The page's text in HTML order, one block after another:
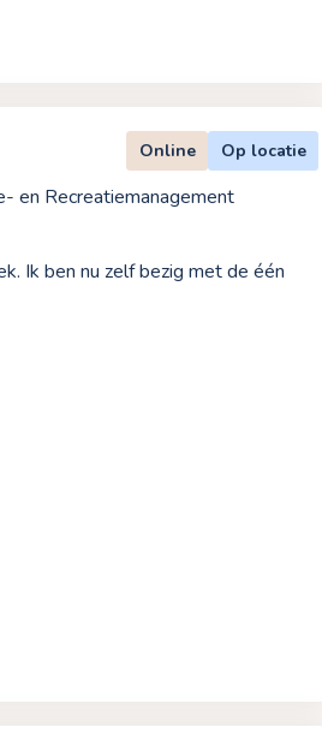
Online Op locatie
en Recreatiemanagement
Ik ben nu zelf bezig met de één